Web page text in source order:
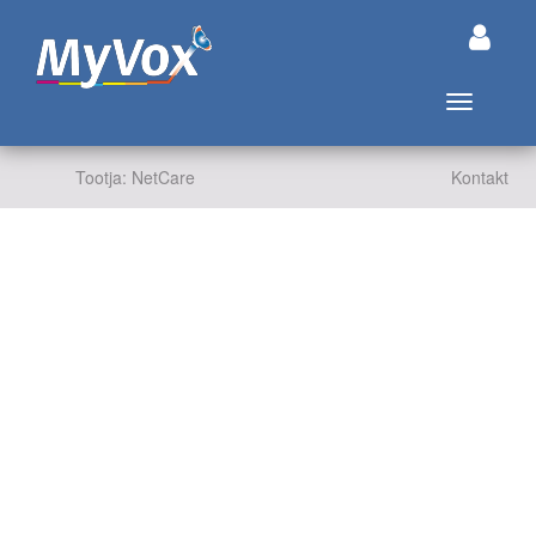
Lülita
Kontakt
Tootja: NetCare